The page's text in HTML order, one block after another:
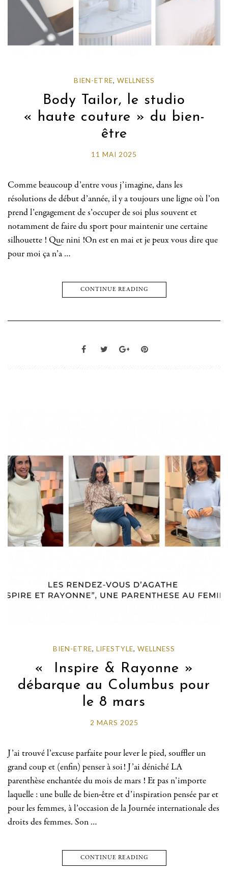
BIEN-ETRE, WELLNESS
Body Tailor, le studio
« haute couture » du bien-
être
11 MAI 2025
Comme beaucoup d’entre vous j’imagine, dans les
résolutions de début d’année, il y a toujours une ligne où l’on
prend l’engagement de s’occuper de soi plus souvent et
notamment de faire du sport pour maintenir une certaine
silhouette ! Que nini !On est en mai et je peux vous dire que
pour moi ça n’a …
CONTINUE READING
BIEN-ETRE, LIFESTYLE, WELLNESS
« Inspire & Rayonne »
débarque au Columbus pour
le 8 mars
2 MARS 2025
J’ai trouvé l’excuse parfaite pour lever le pied, souffler un
grand coup et (enfin) penser à soi! J’ai déniché LA
parenthèse enchantée du mois de mars ! Et pas n’importe
laquelle : une bulle de bien-être et d’inspiration pensée par et
pour les femmes, à l’occasion de la Journée internationale des
droits des femmes. Son …
CONTINUE READING